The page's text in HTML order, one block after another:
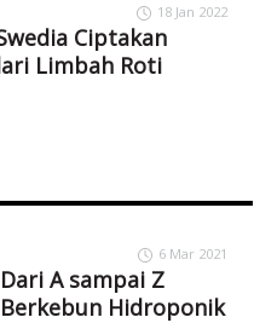
18 Jan 2022
Ciptakan
Limbah Roti
6 Mar 2021
A sampai Z
Hidroponik